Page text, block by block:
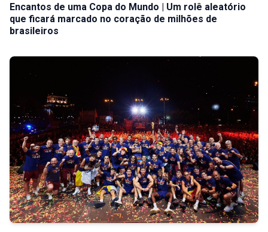
Encantos de uma Copa do Mundo | Um rolê aleatório
que ficará marcado no coração de milhões de
brasileiros